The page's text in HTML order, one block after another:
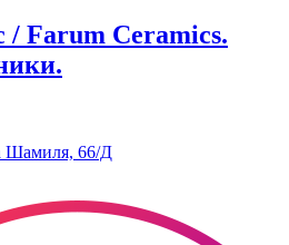
Farum Ceramics.
Шамиля, 66/Д